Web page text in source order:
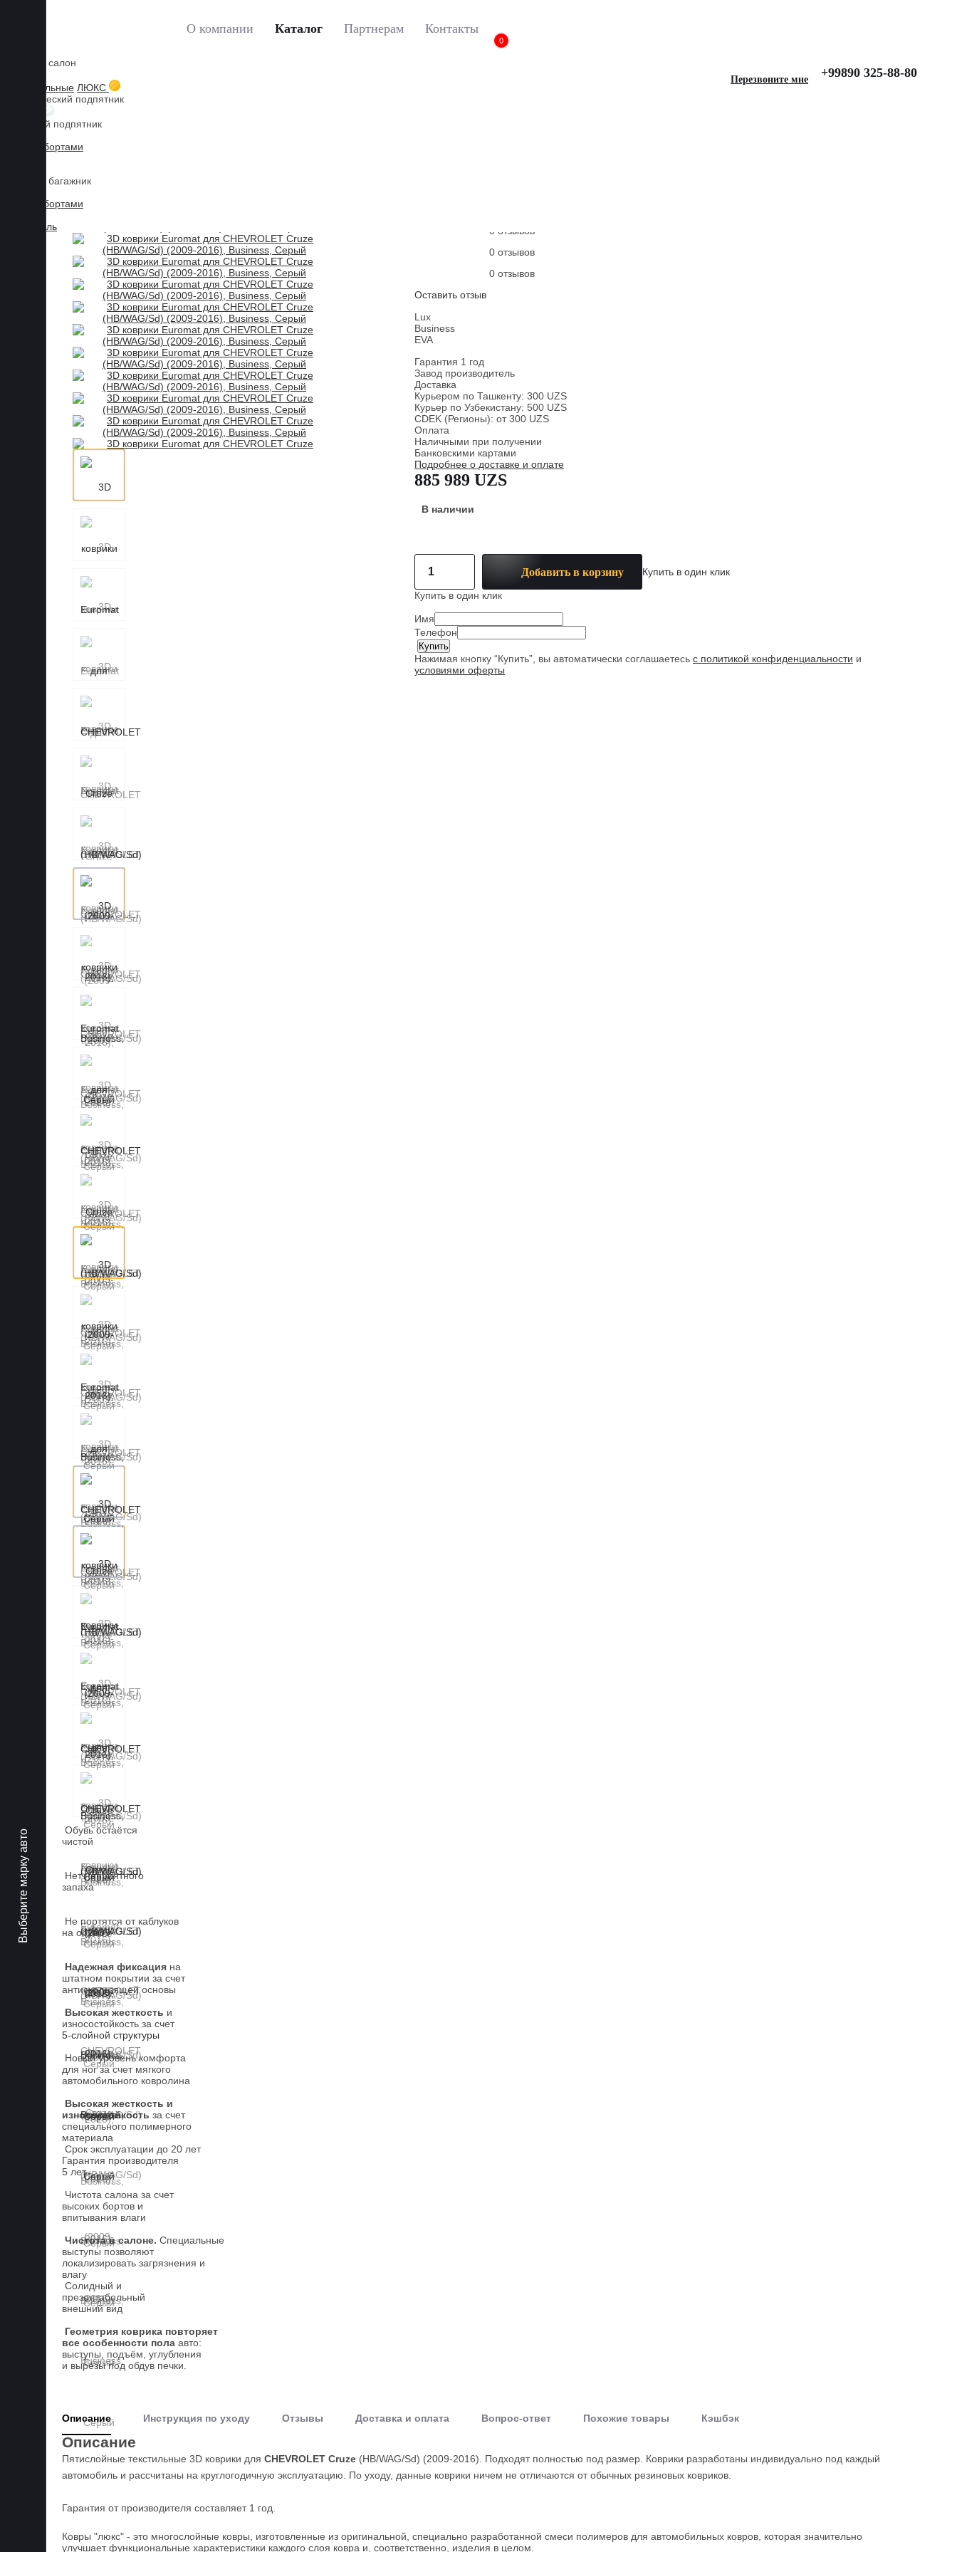
Выберите марку авто
О компании Каталог Партнерам Контакты
0
+99890 325-88-80
Перезвоните мне
Коврики в салон
3D текстильные ЛЮКС
Металлический подпятник
Резиновый подпятник
3D Eva с бортами
Коврики в багажник
3D Eva с бортами
3D Текстиль
Главная
0 отзывов
0 отзывов
0 отзывов
Оставить отзыв
Lux
Business
EVA
Гарантия 1 год
Завод производитель
Доставка
Курьером по Ташкенту: 300 UZS
Курьер по Узбекистану: 500 UZS
CDEK (Регионы): от 300 UZS
Оплата
Наличными при получении
Банковскими картами
Подробнее о доставке и оплате
885 989 UZS
В наличии
Добавить в корзину Купить в один клик
Купить в один клик
Имя
Телефон
Нажимая кнопку “Купить”, вы автоматически соглашаетесь с политикой конфиденциальности и
условиями оферты
Обувь остаётся
чистой
Нет неприятного
запаха
Не портятся от каблуков
на обуви
Надежная фиксация на
штатном покрытии за счет
антискользящей основы
Высокая жесткость и
износостойкость за счет
5-слойной структуры
Новый уровень комфорта
для ног за счет мягкого
автомобильного ковролина
Высокая жесткость и
износостойкость за счет
специального полимерного
материала
Срок эксплуатации до 20 лет
Гарантия производителя
5 лет.
Чистота салона за счет
высоких бортов и
впитывания влаги
Чистота в салоне. Специальные
выступы позволяют
локализировать загрязнения и
влагу
Солидный и
презентабельный
внешний вид
Геометрия коврика повторяет
все особенности пола авто:
выступы, подъём, углубления
и вырезы под обдув печки.
Описание Инструкция по уходу Отзывы Доставка и оплата Вопрос-ответ Похожие товары Кэшбэк
Описание
Пятислойные текстильные 3D коврики для CHEVROLET Cruze (HB/WAG/Sd) (2009-2016). Подходят полностью под размер. Коврики разработаны индивидуально под каждый
автомобиль и рассчитаны на круглогодичную эксплуатацию. По уходу, данные коврики ничем не отличаются от обычных резиновых ковриков.
Гарантия от производителя составляет 1 год.
Ковры "люкс" - это многослойные ковры, изготовленные из оригинальной, специально разработанной смеси полимеров для автомобильных ковров, которая значительно
улучшает функциональные характеристики каждого слоя ковра и, соответственно, изделия в целом.